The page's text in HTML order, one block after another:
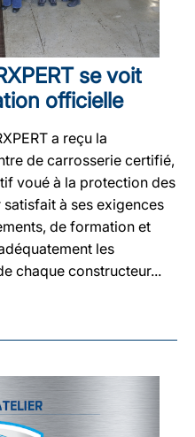
se voit
officielle
a reçu la
de carrosserie certifié,
voué à la protection des
à ses exigences
de formation et
les
chaque constructeur...